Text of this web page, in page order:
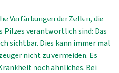
Verfärbungen der Zellen, die
Pilzes verantwortlich sind: Das
sichtbar. Dies kann immer mal
nicht zu vermeiden. Es
noch ähnliches. Bei